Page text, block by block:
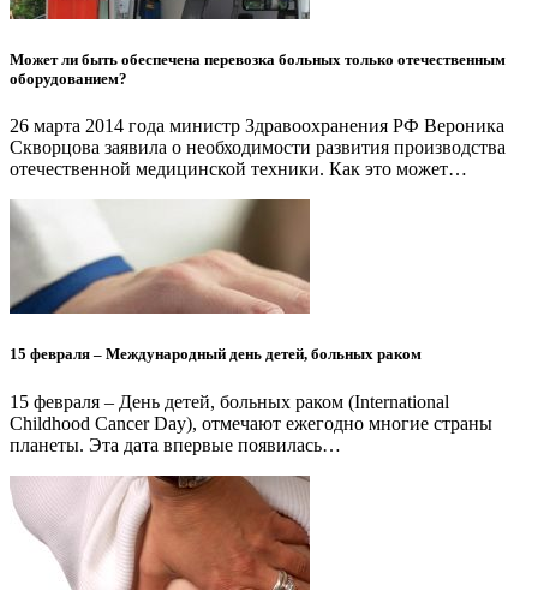
Может ли быть обеспечена перевозка больных только отечественным
оборудованием?
26 марта 2014 года министр Здравоохранения РФ Вероника
Скворцова заявила о необходимости развития производства
отечественной медицинской техники. Как это может…
15 февраля – Международный день детей, больных раком
15 февраля – День детей, больных раком (International
Childhood Cancer Day), отмечают ежегодно многие страны
планеты. Эта дата впервые появилась…